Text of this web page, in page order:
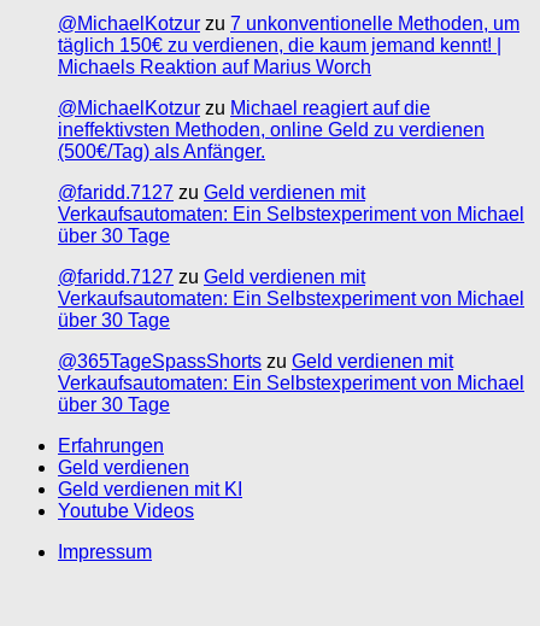
@MichaelKotzur zu 7 unkonventionelle Methoden, um
täglich 150€ zu verdienen, die kaum jemand kennt! |
Michaels Reaktion auf Marius Worch
@MichaelKotzur zu Michael reagiert auf die
ineffektivsten Methoden, online Geld zu verdienen
(500€/Tag) als Anfänger.
@faridd.7127 zu Geld verdienen mit
Verkaufsautomaten: Ein Selbstexperiment von Michael
über 30 Tage
@faridd.7127 zu Geld verdienen mit
Verkaufsautomaten: Ein Selbstexperiment von Michael
über 30 Tage
@365TageSpassShorts zu Geld verdienen mit
Verkaufsautomaten: Ein Selbstexperiment von Michael
über 30 Tage
Erfahrungen
Geld verdienen
Geld verdienen mit KI
Youtube Videos
Impressum